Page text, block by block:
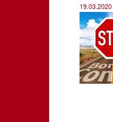
19.03.2020